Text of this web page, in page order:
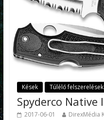
Kések Túlélő felszerelések
Spyderco Native
2017-06-01 DirexMédia